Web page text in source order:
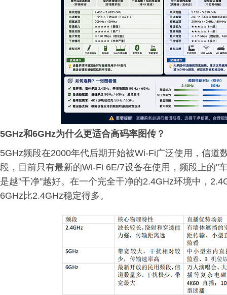
5GHz和6GHz为什么更适合高码率图传？
5GHz频段在2000年代后期开始被Wi-Fi广泛使用，信道
段，目前只有最新的Wi-Fi 6E/7设备在使用，频段上的"
是越"干净"越好。在一个完全干净的2.4GHz环境中，
6GHz比2.4GHz稳定得多。